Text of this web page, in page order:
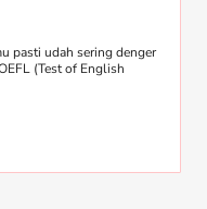
pasti udah sering denger
(Test of English